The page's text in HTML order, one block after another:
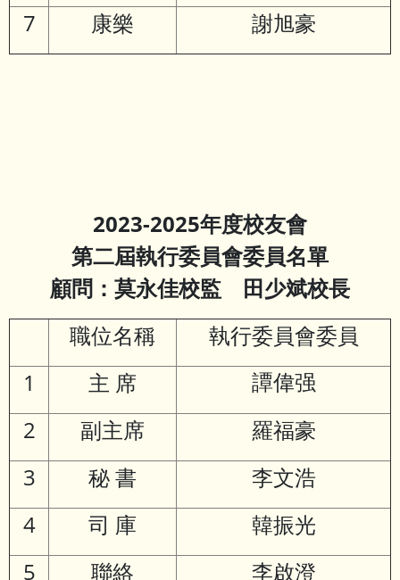
7
康樂 謝旭豪
2023-2025年度校友會
第二屆執行委員會委員名單
顧問：莫永佳校監 田少斌校長
職位名稱
執行委員會委員
1
主 席 譚偉强
2 副主席
羅福豪
3
秘 書
李文浩
4
司 庫
韓振光
5
聯絡
李啟澄